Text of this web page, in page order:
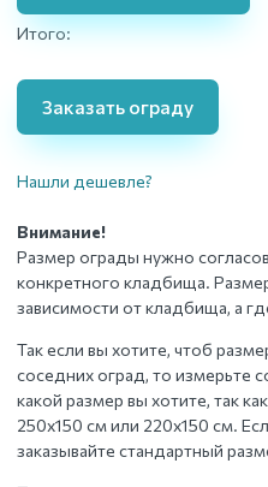
Итого:
Заказать ограду
Нашли дешевле?
Внимание!
Размер ограды нужно
конкретного кладбища.
зависимости от кладбища, а
Так если вы хотите, чтоб
соседних оград, то измерьте
какой размер вы хотите, так
250х150 см или 220х150 см.
заказывайте стандартный